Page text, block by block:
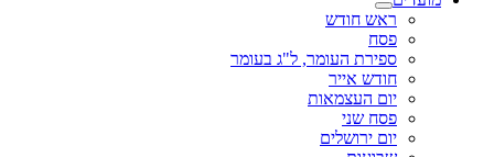
ראש חודש
פסח
ספירת העומר, ל"ג בעומר
חודש אייר
יום העצמאות
פסח שני
יום ירושלים